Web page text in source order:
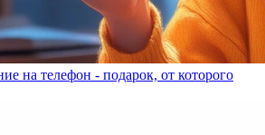
на телефон - подарок, от которого